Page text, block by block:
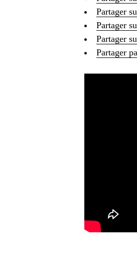
Partager
Partager
Partager
Partager